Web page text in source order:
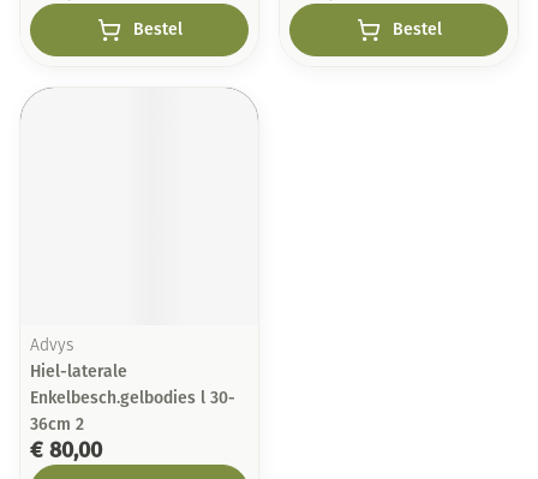
Bestel Bestel
Advys
Hiel-laterale
Enkelbesch.gelbodies l 30-
36cm 2
€ 80,00